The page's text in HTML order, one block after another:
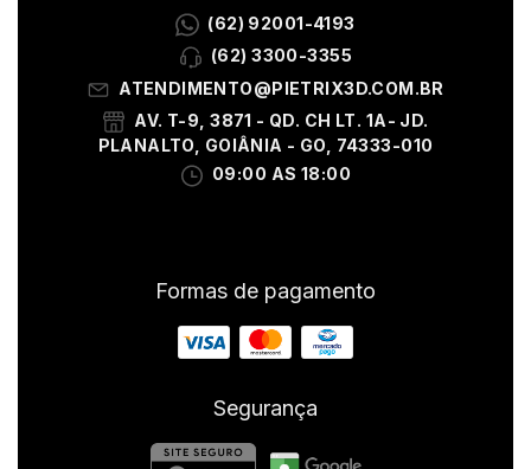
(62) 92001-4193
(62) 3300-3355
ATENDIMENTO@PIETRIX3D.COM.BR
AV. T-9, 3871 - QD. CH LT. 1A- JD.
PLANALTO, GOIÂNIA - GO, 74333-010
09:00 AS 18:00
Formas de pagamento
Segurança